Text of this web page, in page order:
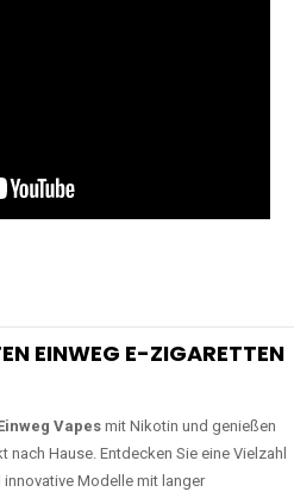
EINWEG E-ZIGARETTEN
Vapes mit Nikotin und genießen
nach Hause. Entdecken Sie eine Vielzahl
innovative Modelle mit langer